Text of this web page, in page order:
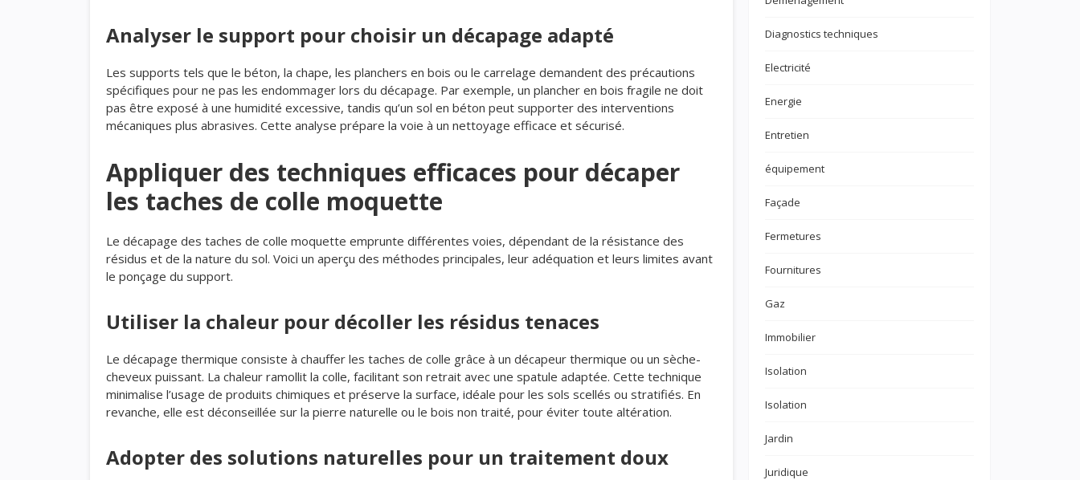
Analyser le support pour choisir un décapage adapté
Les supports tels que le béton, la chape, les planchers en bois ou le carrelage demandent des précautions
spécifiques pour ne pas les endommager lors du décapage. Par exemple, un plancher en bois fragile ne doit
pas être exposé à une humidité excessive, tandis qu’un sol en béton peut supporter des interventions
mécaniques plus abrasives. Cette analyse prépare la voie à un nettoyage efficace et sécurisé.
Appliquer des techniques efficaces pour décaper
les taches de colle moquette
Le décapage des taches de colle moquette emprunte différentes voies, dépendant de la résistance des
résidus et de la nature du sol. Voici un aperçu des méthodes principales, leur adéquation et leurs limites avant
le ponçage du support.
Utiliser la chaleur pour décoller les résidus tenaces
Le décapage thermique consiste à chauffer les taches de colle grâce à un décapeur thermique ou un sèche-
cheveux puissant. La chaleur ramollit la colle, facilitant son retrait avec une spatule adaptée. Cette technique
minimalise l’usage de produits chimiques et préserve la surface, idéale pour les sols scellés ou stratifiés. En
revanche, elle est déconseillée sur la pierre naturelle ou le bois non traité, pour éviter toute altération.
Adopter des solutions naturelles pour un traitement doux
Diagnostics techniques
Electricité
Energie
Entretien
équipement
Façade
Fermetures
Fournitures
Gaz
Immobilier
Isolation
Isolation
Jardin
Juridique